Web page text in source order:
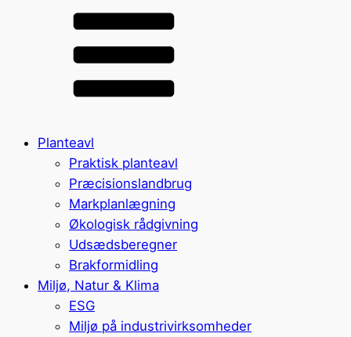
Planteavl
Praktisk planteavl
Præcisionslandbrug
Markplanlægning
Økologisk rådgivning
Udsædsberegner
Brakformidling
Miljø, Natur & Klima
ESG
Miljø på industrivirksomheder